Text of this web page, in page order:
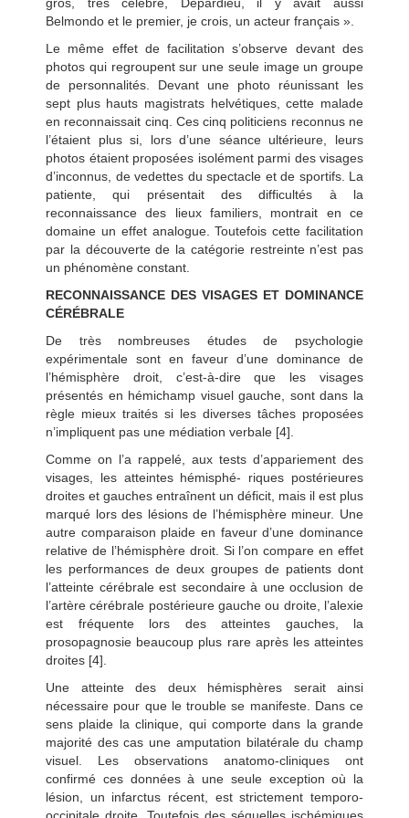
Belmondo et le premier, je crois, un acteur français ».
Le même effet de facilitation s’observe devant des
photos qui regroupent sur une seule image un groupe
de personnalités. Devant une photo réunissant les
sept plus hauts magistrats helvétiques, cette malade
en reconnaissait cinq. Ces cinq politiciens reconnus ne
l’étaient plus si, lors d’une séance ultérieure, leurs
photos étaient proposées isolément parmi des visages
d’inconnus, de vedettes du spectacle et de sportifs. La
patiente, qui présentait des difficultés à la
reconnaissance des lieux familiers, montrait en ce
domaine un effet analogue. Toutefois cette facilitation
par la découverte de la catégorie restreinte n’est pas
un phénomène constant.
RECONNAISSANCE DES VISAGES ET DOMINANCE
CÉRÉBRALE
De très nombreuses études de psychologie
expérimentale sont en faveur d’une dominance de
l’hémisphère droit, c’est-à-dire que les visages
présentés en hémichamp visuel gauche, sont dans la
règle mieux traités si les diverses tâches proposées
n’impliquent pas une médiation verbale [4].
Comme on l’a rappelé, aux tests d’appariement des
visages, les atteintes hémisphé- riques postérieures
droites et gauches entraînent un déficit, mais il est plus
marqué lors des lésions de l’hémisphère mineur. Une
autre comparaison plaide en faveur d’une dominance
relative de l’hémisphère droit. Si l’on compare en effet
les performances de deux groupes de patients dont
l’atteinte cérébrale est secondaire à une occlusion de
l’artère cérébrale postérieure gauche ou droite, l’alexie
est fréquente lors des atteintes gauches, la
prosopagnosie beaucoup plus rare après les atteintes
droites [4].
Une atteinte des deux hémisphères serait ainsi
nécessaire pour que le trouble se manifeste. Dans ce
sens plaide la clinique, qui comporte dans la grande
majorité des cas une amputation bilatérale du champ
visuel. Les observations anatomo-cliniques ont
confirmé ces données à une seule exception où la
lésion, un infarctus récent, est strictement temporo-
occipitale droite. Toutefois des séquelles ischémiques